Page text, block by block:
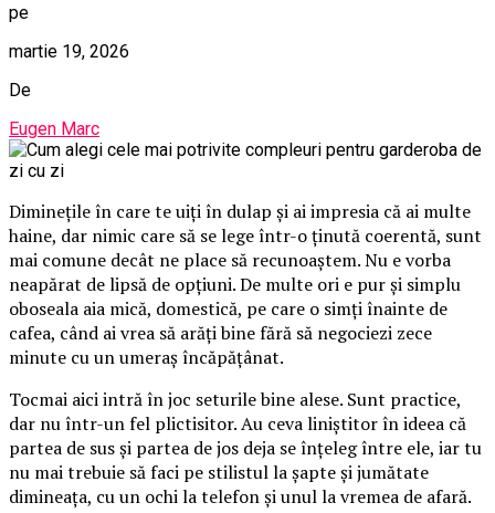
pe
martie 19, 2026
De
Eugen Marc
Diminețile în care te uiți în dulap și ai impresia că ai multe
haine, dar nimic care să se lege într-o ținută coerentă, sunt
mai comune decât ne place să recunoaștem. Nu e vorba
neapărat de lipsă de opțiuni. De multe ori e pur și simplu
oboseala aia mică, domestică, pe care o simți înainte de
cafea, când ai vrea să arăți bine fără să negociezi zece
minute cu un umeraș încăpățânat.
Tocmai aici intră în joc seturile bine alese. Sunt practice,
dar nu într-un fel plictisitor. Au ceva liniștitor în ideea că
partea de sus și partea de jos deja se înțeleg între ele, iar tu
nu mai trebuie să faci pe stilistul la șapte și jumătate
dimineața, cu un ochi la telefon și unul la vremea de afară.